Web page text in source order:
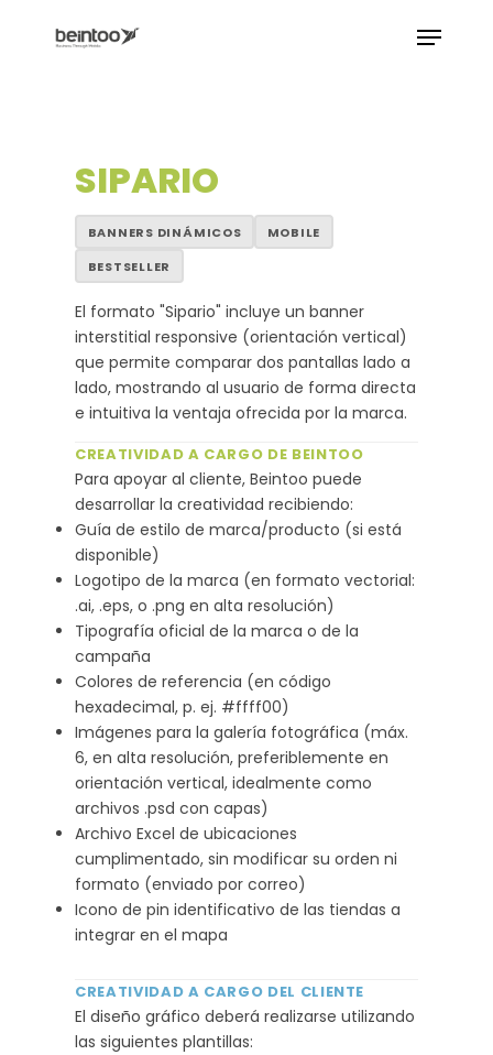
SIPARIO
BANNERS DINÁMICOS
MOBILE
BESTSELLER
El formato "Sipario" incluye un banner
interstitial responsive (orientación vertical)
que permite comparar dos pantallas lado a
lado, mostrando al usuario de forma directa
e intuitiva la ventaja ofrecida por la marca.
CREATIVIDAD A CARGO DE BEINTOO
Para apoyar al cliente, Beintoo puede
desarrollar la creatividad recibiendo:
Guía de estilo de marca/producto (si está
disponible)
Logotipo de la marca (en formato vectorial:
.ai, .eps, o .png en alta resolución)
Tipografía oficial de la marca o de la
campaña
Colores de referencia (en código
hexadecimal, p. ej. #ffff00)
Imágenes para la galería fotográfica (máx.
6, en alta resolución, preferiblemente en
orientación vertical, idealmente como
archivos .psd con capas)
Archivo Excel de ubicaciones
cumplimentado, sin modificar su orden ni
formato (enviado por correo)
Icono de pin identificativo de las tiendas a
integrar en el mapa
CREATIVIDAD A CARGO DEL CLIENTE
El diseño gráfico deberá realizarse utilizando
las siguientes plantillas:
Slot777 Online Terpercaya Hari Ini dengan Slot